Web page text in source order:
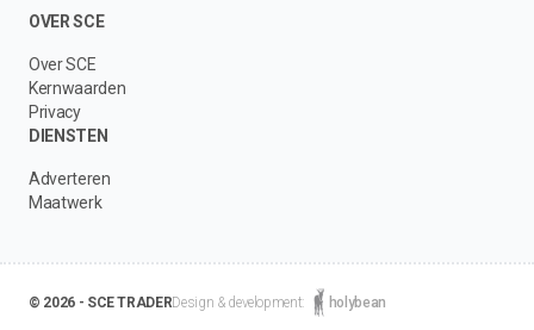
OVER SCE
Over SCE
Kernwaarden
Privacy
DIENSTEN
Adverteren
Maatwerk
© 2026 - SCE TRADERDesign & development: holybean